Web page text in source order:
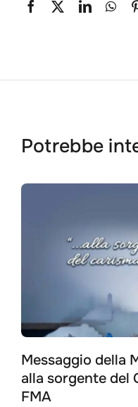
Potrebbe
Messaggio della
alla sorgente del
FMA